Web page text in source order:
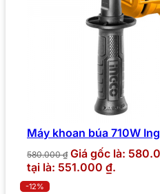
Máy khoan búa 710W
580.000₫ Giá gốc là:
tại là: 551.000 ₫.
-12%